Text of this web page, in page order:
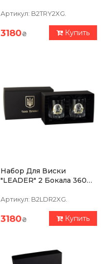
Изображение Из
Артикул: B2TRY2XG.
3180₴ Купить
Набор Для Виски
"LEADER" 2 Бокала 360
Изображение Из
Артикул: B2LDR2XG.
3180₴ Купить